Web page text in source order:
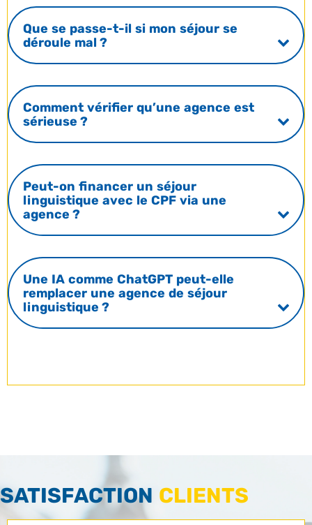
Que se passe-t-il si mon séjour se
déroule mal ?
Comment vérifier qu’une agence est
sérieuse ?
Peut-on financer un séjour
linguistique avec le CPF via une
agence ?
Une IA comme ChatGPT peut-elle
remplacer une agence de séjour
linguistique ?
SATISFACTION CLIENTS